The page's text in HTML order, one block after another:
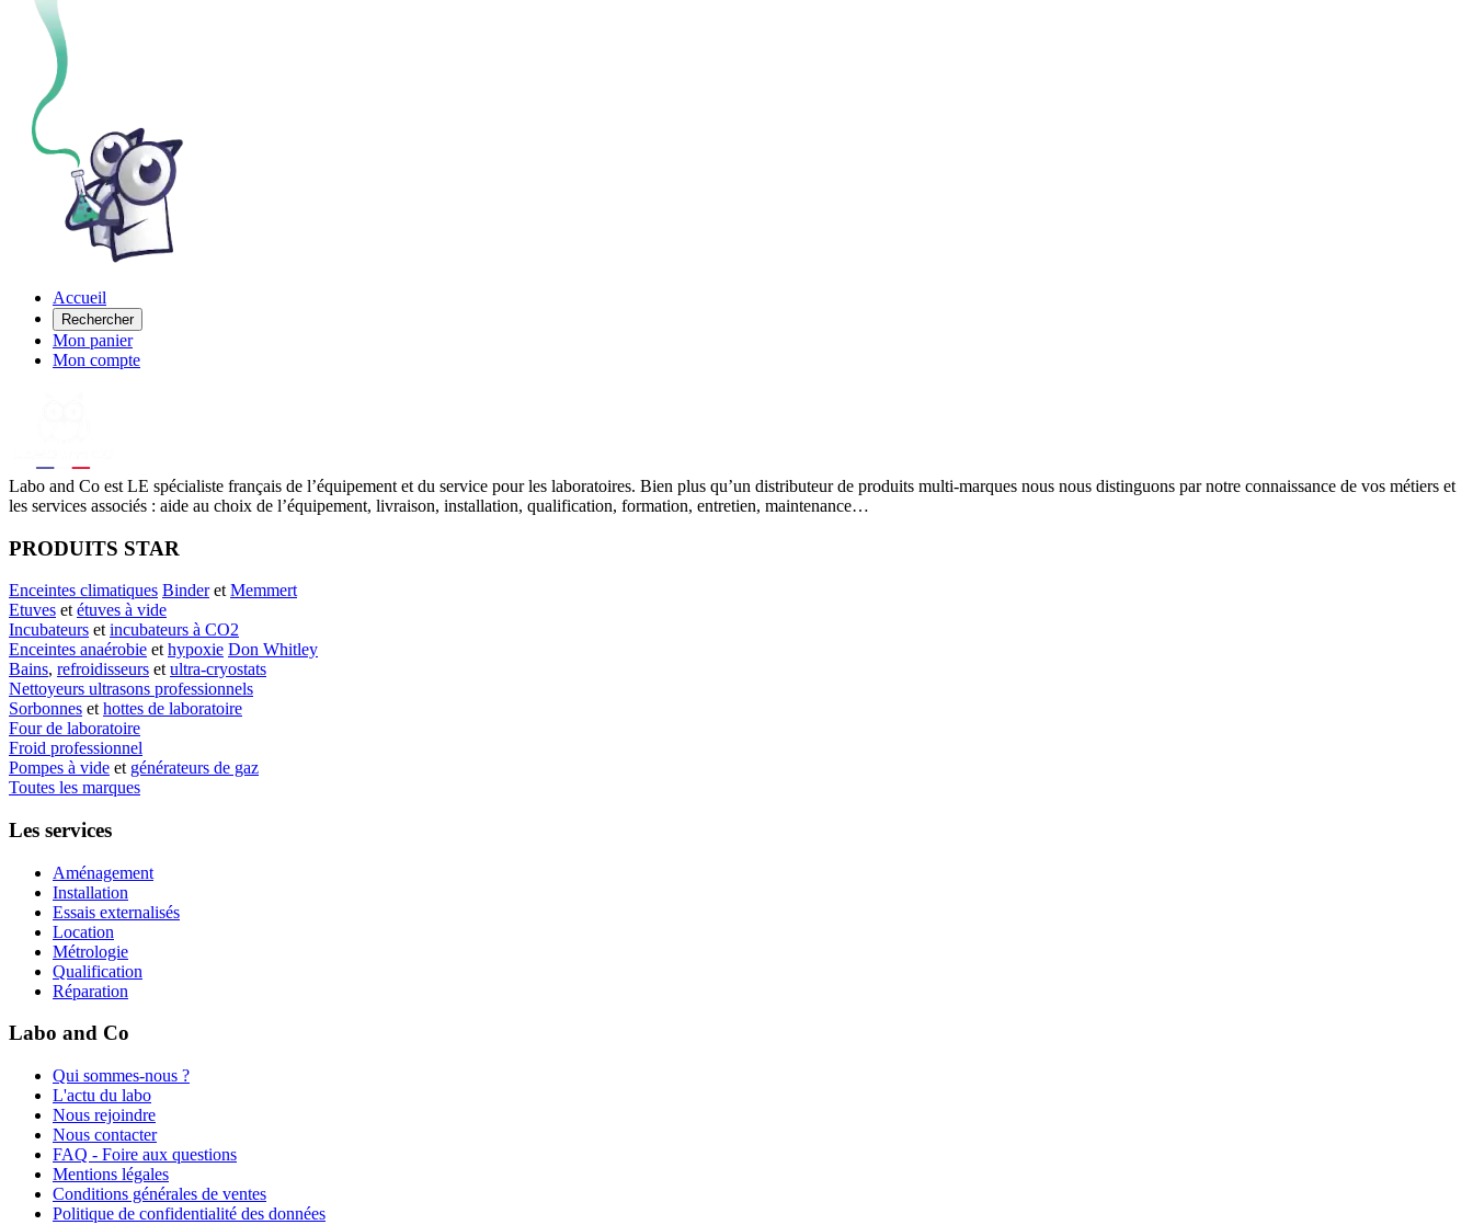
Accueil
Rechercher
Mon panier
Mon compte
Labo and Co est LE spécialiste français de l’équipement et du service pour les laboratoires. Bien plus qu’un distributeur de produits multi-marques nous nous distinguons par notre connaissance de vos métiers et
les services associés : aide au choix de l’équipement, livraison, installation, qualification, formation, entretien, maintenance…
PRODUITS STAR
Enceintes climatiques Binderet Memmert
Etuves et étuves à vide
Incubateurs et incubateurs à CO2
Enceintes anaérobie et hypoxie Don Whitley
Bains, refroidisseurs et ultra-cryostats
Nettoyeurs ultrasons professionnels
Sorbonnes et hottes de laboratoire
Four de laboratoire
Froid professionnel
Pompes à vide et générateurs de gaz
Toutes les marques
Les services
Aménagement
Installation
Essais externalisés
Location
Métrologie
Qualification
Réparation
Labo and Co
Qui sommes-nous ?
L'actu du labo
Nous rejoindre
Nous contacter
FAQ - Foire aux questions
Mentions légales
Conditions générales de ventes
Politique de confidentialité des données